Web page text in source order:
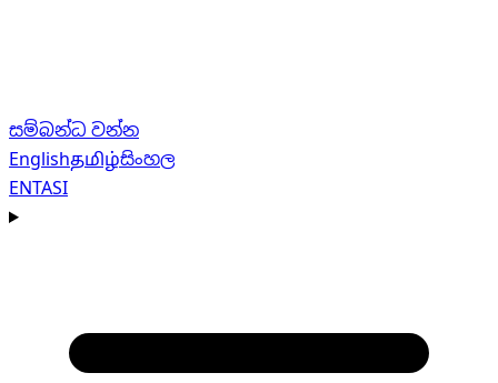
සම්බන්ධ වන්න
Englishதமிழ்සිංහල
ENTASI